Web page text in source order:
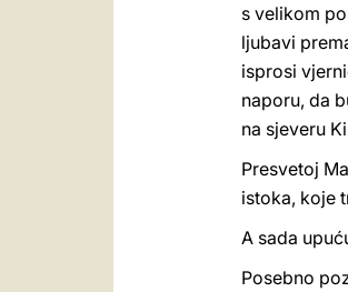
s velikom
ljubavi
isprosi
naporu, da
na sjeveru
Presvetoj
istoka, koje
A sada
Posebno